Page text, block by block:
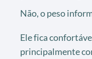
Não, o peso
Ele fica
principalmente